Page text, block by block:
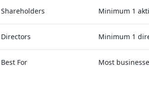
Shareholders Minimum 1
Directors Minimum 1
Best For Most